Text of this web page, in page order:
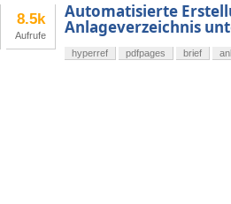
8.5k
Aufrufe
Automatisierte
Anlageverzeichnis
hyperref pdfpages brief